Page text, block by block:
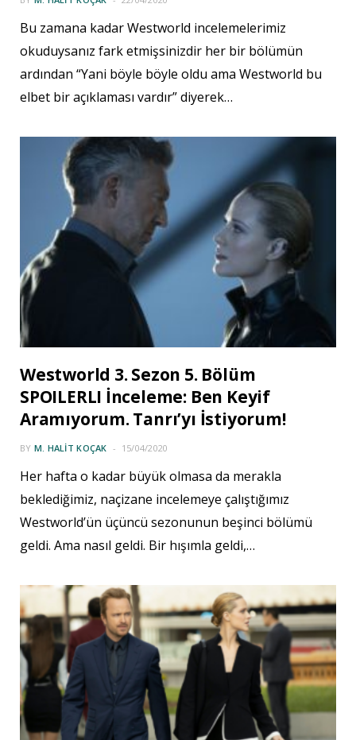
Bu zamana kadar Westworld incelemelerimiz
okuduysanız fark etmişsinizdir her bir bölümün
ardından “Yani böyle böyle oldu ama Westworld bu
elbet bir açıklaması vardır” diyerek…
Westworld 3. Sezon 5. Bölüm
SPOILERLI İnceleme: Ben Keyif
Aramıyorum. Tanrı’yı İstiyorum!
BY M. HALIT KOÇAK 15/04/2020
Her hafta o kadar büyük olmasa da merakla
beklediğimiz, naçizane incelemeye çalıştığımız
Westworld’ün üçüncü sezonunun beşinci bölümü
geldi. Ama nasıl geldi. Bir hışımla geldi,…